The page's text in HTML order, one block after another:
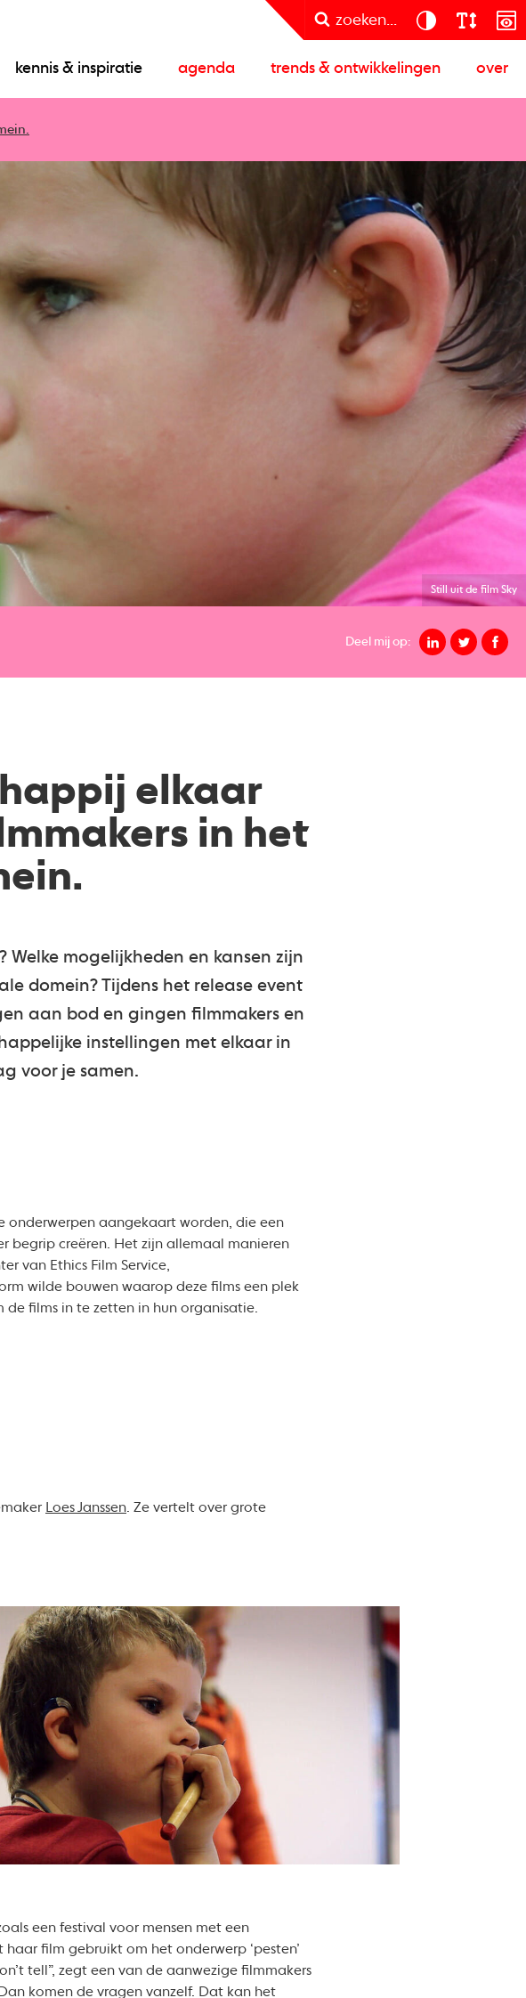
zoeken...
kennis & inspiratie agenda trends & ontwikkelingen over
Still uit de film Sky
Deel mij op:
elkaar
in het
mogelijkheden en kansen zijn
domein? Tijdens het release event
aan bod en gingen filmmakers en
instellingen met elkaar in
voor je samen.
onderwerpen aangekaart worden, die een
begrip creëren. Het zijn allemaal manieren
van Ethics Film Service,
wilde bouwen waarop deze films een plek
films in te zetten in hun organisatie.
Loes Janssen. Ze vertelt over grote
een festival voor mensen met een
film gebruikt om het onderwerp ‘pesten’
tell”, zegt een van de aanwezige filmmakers
komen de vragen vanzelf. Dat kan het